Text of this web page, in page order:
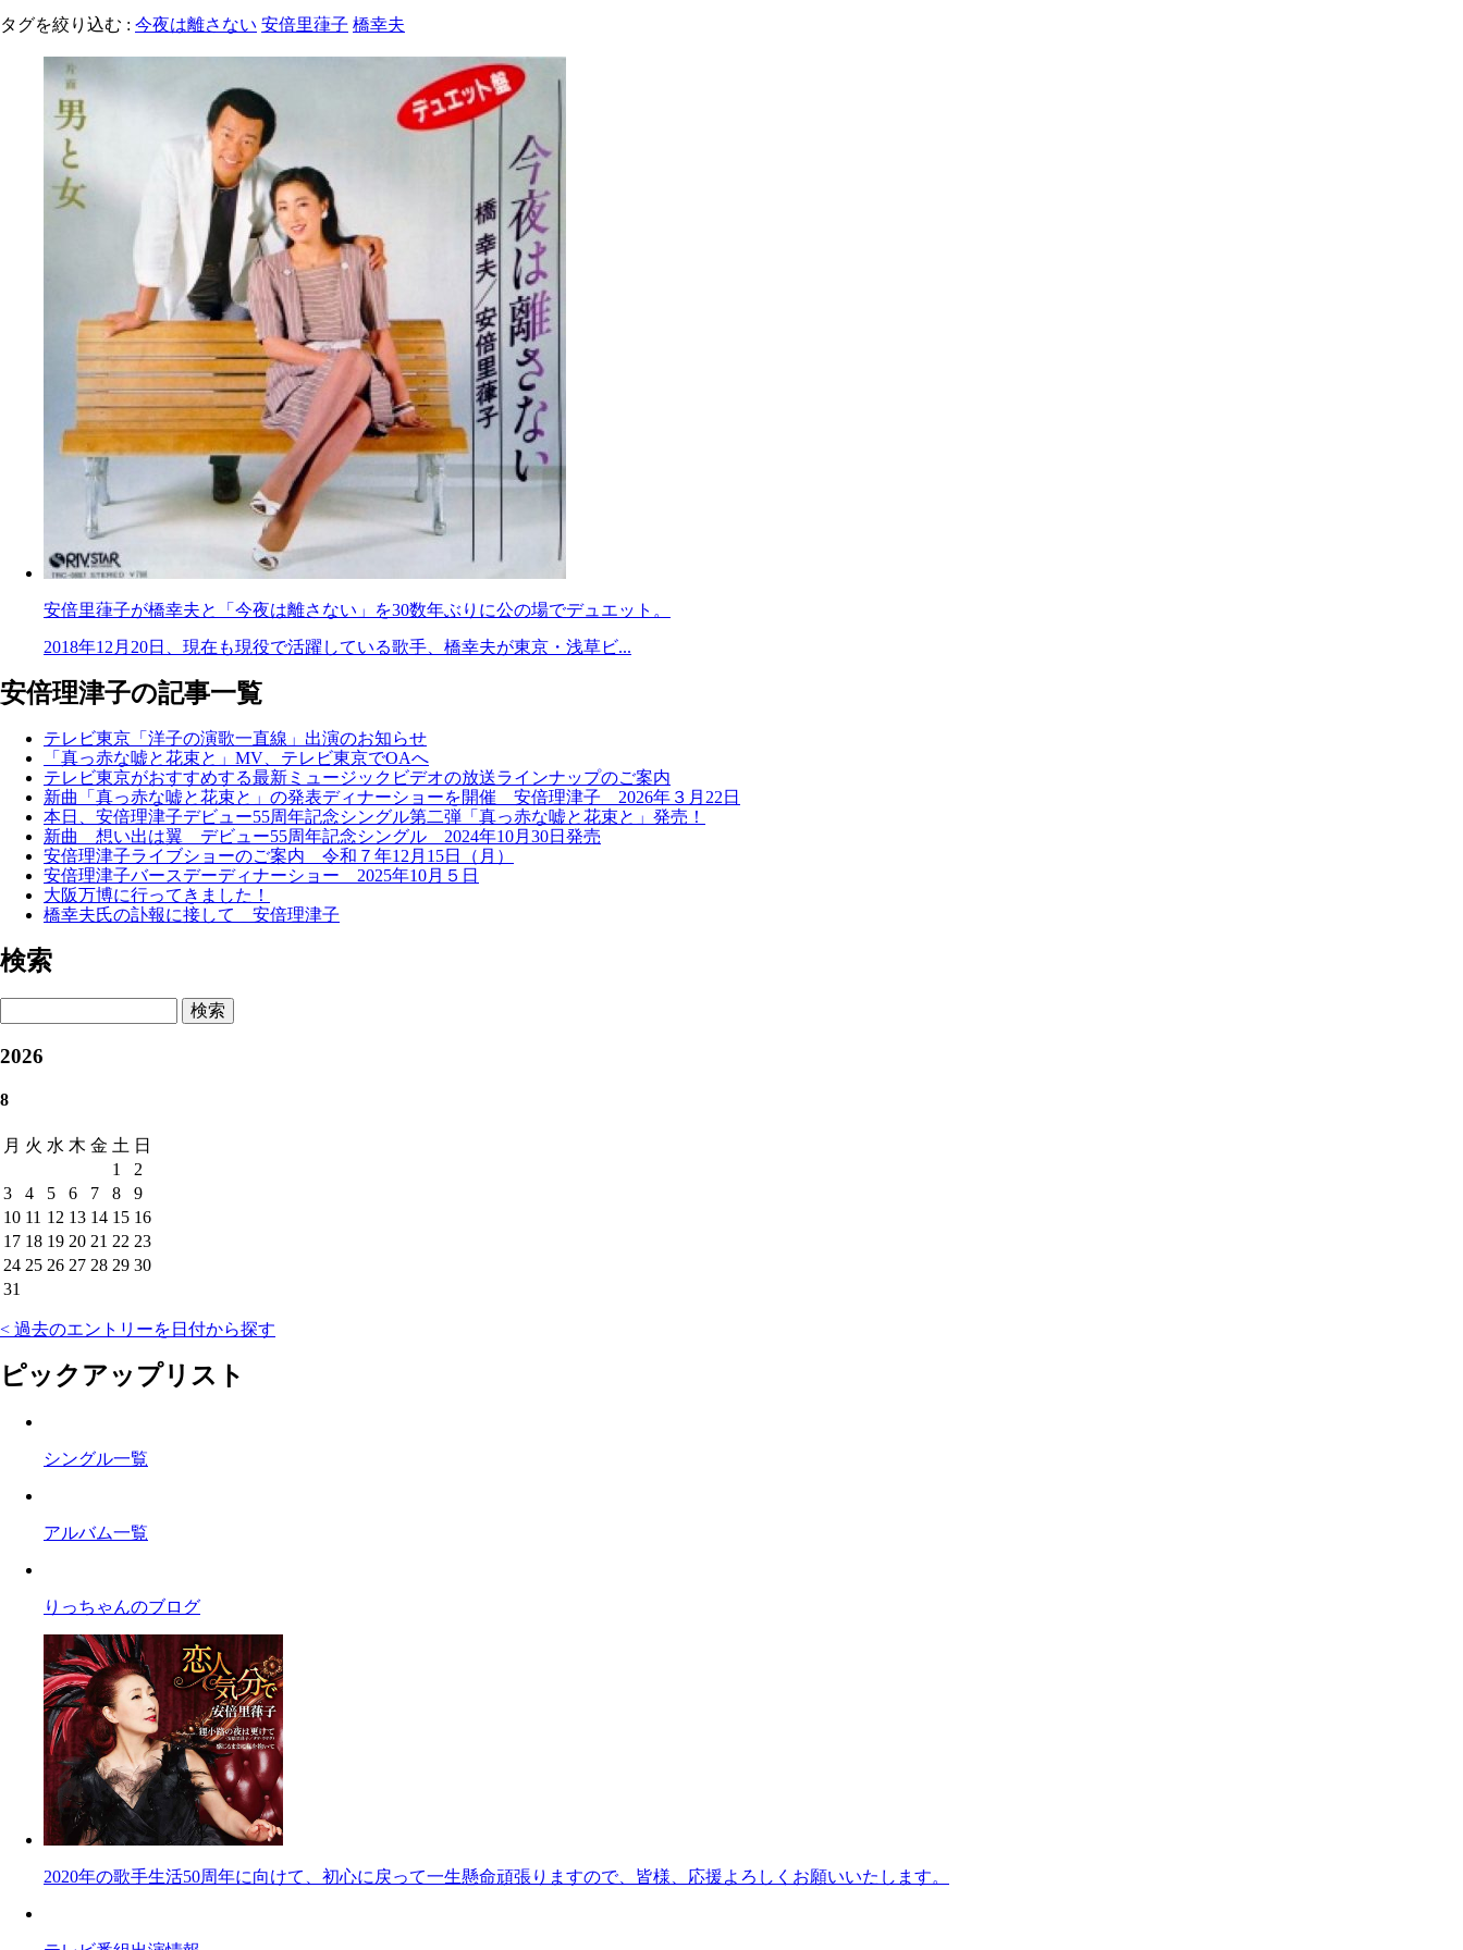
タグを絞り込む : 今夜は離さない 安倍里葎子 橋幸夫
安倍里葎子が橋幸夫と「今夜は離さない」を30数年ぶりに公の場でデュエット。
2018年12月20日、現在も現役で活躍している歌手、橋幸夫が東京・浅草ビ...
安倍理津子の記事一覧
テレビ東京「洋子の演歌一直線」出演のお知らせ
「真っ赤な嘘と花束と」MV、テレビ東京でOAへ
テレビ東京がおすすめする最新ミュージックビデオの放送ラインナップのご案内
新曲「真っ赤な嘘と花束と」の発表ディナーショーを開催 安倍理津子 2026年３月22日
本日、安倍理津子デビュー55周年記念シングル第二弾「真っ赤な嘘と花束と」発売！
新曲 想い出は翼 デビュー55周年記念シングル 2024年10月30日発売
安倍理津子ライブショーのご案内 令和７年12月15日（月）
安倍理津子バースデーディナーショー 2025年10月５日
大阪万博に行ってきました！
橋幸夫氏の訃報に接して 安倍理津子
検索
検索
2026
8
月 火 水 木 金 土 日
1
2
3
4 5 6 7 8
9
10 11 12 13 14 15 16
17 18 19 20 21 22 23
24 25 26 27 28 29 30
31
< 過去のエントリーを日付から探す
ピックアップリスト
シングル一覧
アルバム一覧
りっちゃんのブログ
2020年の歌手生活50周年に向けて、初心に戻って一生懸命頑張りますので、皆様、応援よろしくお願いいたします。